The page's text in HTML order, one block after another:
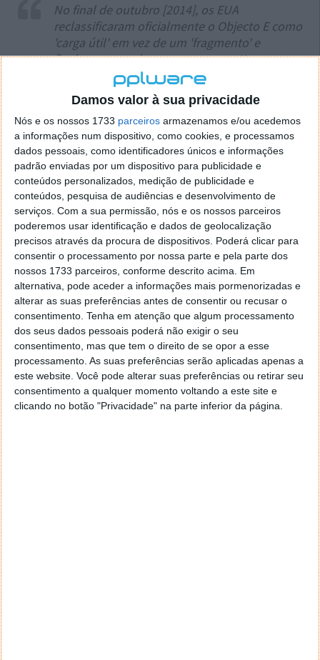
Damos valor à sua privacidade
Nós e os nossos 1733 parceiros armazenamos e/ou acedemos
a informações num dispositivo, como cookies, e processamos
dados pessoais, como identificadores únicos e informações
padrão enviadas por um dispositivo para publicidade e
conteúdos personalizados, medição de publicidade e
conteúdos, pesquisa de audiências e desenvolvimento de
serviços. Com a sua permissão, nós e os nossos parceiros
poderemos usar identificação e dados de geolocalização
precisos através da procura de dispositivos. Poderá clicar para
consentir o processamento por nossa parte e pela parte dos
nossos 1733 parceiros, conforme descrito acima. Em
alternativa, pode aceder a informações mais pormenorizadas e
alterar as suas preferências antes de consentir ou recusar o
consentimento. Tenha em atenção que algum processamento
dos seus dados pessoais poderá não exigir o seu
consentimento, mas que tem o direito de se opor a esse
processamento. As suas preferências serão aplicadas apenas a
este website. Você pode alterar suas preferências ou retirar seu
consentimento a qualquer momento voltando a este site e
clicando no botão "Privacidade" na parte inferior da página.
No final de outubro [2014], os EUA
reclassificaram oficialmente o Objecto E como
'carga útil' em vez de um 'fragmento' e
finalmente catalogaram-no como Kosmos
2499 (com uma grafia 'traduzida' 'COSMOS
2499'). O exército dos EUA estava agora a rever
os parâmetros orbitais do misterioso satélite
três ou quatro vezes por dia!
Escreveu Zak.
As análises dos elementos orbitais indicam que o
satélite russo chegou a apenas 760 metros do Briz-M
em 9 de novembro de 2014, de acordo com Zak. A
nave espacial recuou rapidamente, mas aproximou-se
ainda mais no dia 25 de novembro, a 530 metros do
corpo do foguetão.
Tais atividades levaram a especulações de que
Kosmos 2499 e Kosmos 2491, um objeto
aparentemente semelhante lançado para a órbita da
Terra em dezembro de 2013, testavam tecnologia
que poderia permitir às naves espaciais perseguir e
talvez até desativar outros satélites. De facto, Oleg
Ostapenko, então chefe da agência espacial federal
russa Roscosmos, abordou tais rumores numa